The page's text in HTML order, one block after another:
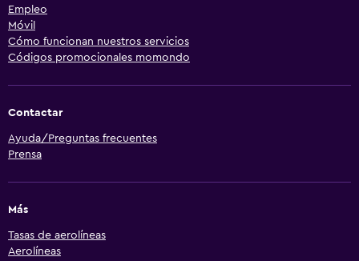
Empleo
Móvil
Cómo funcionan nuestros servicios
Códigos promocionales momondo
Contactar
Ayuda/Preguntas frecuentes
Prensa
Más
Tasas de aerolíneas
Aerolíneas